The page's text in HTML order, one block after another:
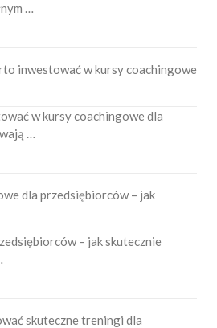
…
inwestować w kursy coachingowe
w kursy coachingowe dla
…
dla przedsiębiorców – jak
– jak skutecznie
skuteczne treningi dla